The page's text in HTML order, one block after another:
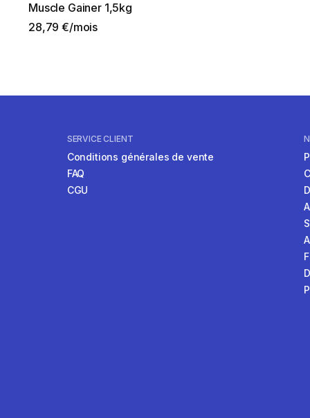
Muscle Gainer 1,5kg
28,79 €/mois
SERVICE CLIENT
Conditions générales de vente
FAQ
CGU